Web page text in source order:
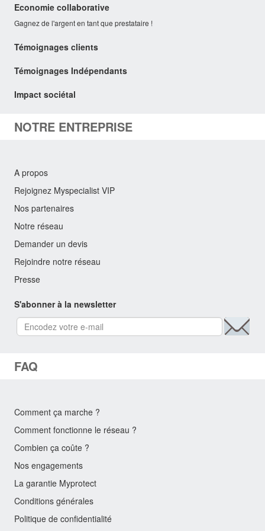
Economie collaborative
Gagnez de l'argent en tant que prestataire !
Témoignages clients
Témoignages Indépendants
Impact sociétal
NOTRE ENTREPRISE
A propos
Rejoignez Myspecialist VIP
Nos partenaires
Notre réseau
Demander un devis
Rejoindre notre réseau
Presse
S'abonner à la newsletter
FAQ
Comment ça marche ?
Comment fonctionne le réseau ?
Combien ça coûte ?
Nos engagements
La garantie Myprotect
Conditions générales
Politique de confidentialité